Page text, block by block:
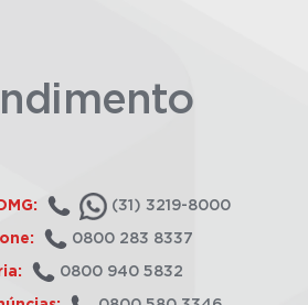
(31) 3219-8000
0800 283 8337
0800 940 5832